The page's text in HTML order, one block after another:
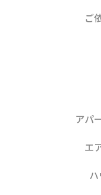
ご
アパ
エ